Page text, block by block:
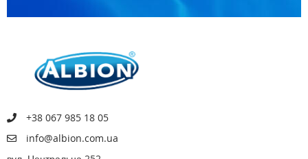
+38 067 985 18 05
info@albion.com.ua